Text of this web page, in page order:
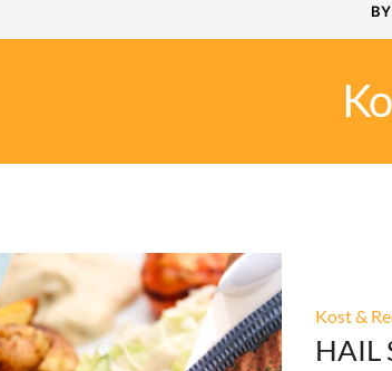
Kost &
HAIL